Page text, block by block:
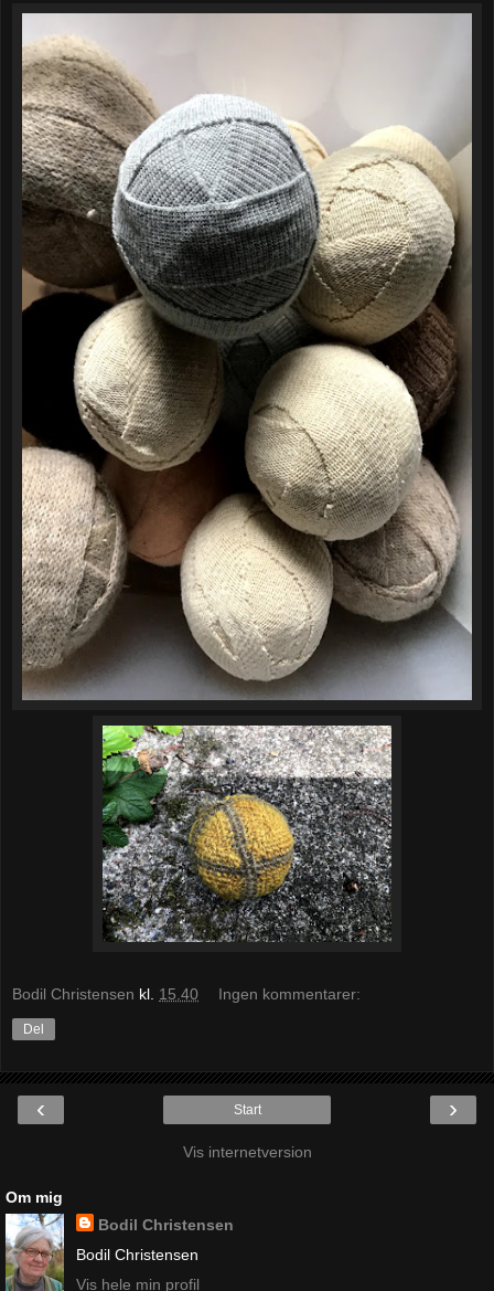
Bodil Christensen kl. 15.40 Ingen kommentarer:
Del
‹ ›
Start
Vis internetversion
Om mig
Bodil Christensen
Bodil Christensen
Vis hele min profil